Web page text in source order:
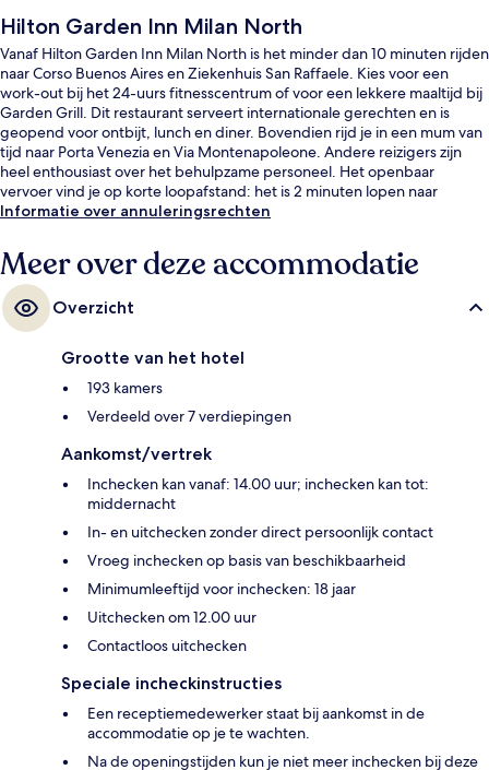
Hilton Garden Inn Milan North
Vanaf Hilton Garden Inn Milan North is het minder dan 10 minuten rijden
naar Corso Buenos Aires en Ziekenhuis San Raffaele. Kies voor een
work-out bij het 24-uurs fitnesscentrum of voor een lekkere maaltijd bij
Garden Grill. Dit restaurant serveert internationale gerechten en is
geopend voor ontbijt, lunch en diner. Bovendien rijd je in een mum van
tijd naar Porta Venezia en Via Montenapoleone. Andere reizigers zijn
heel enthousiast over het behulpzame personeel. Het openbaar
vervoer vind je op korte loopafstand: het is 2 minuten lopen naar
Metrostation Villa San Giovanni en 4 minuten naar Tramhalte Parmenide.
Informatie over annuleringsrechten
Meer over deze accommodatie
Overzicht
Grootte van het hotel
193 kamers
Verdeeld over 7 verdiepingen
Aankomst/vertrek
Inchecken kan vanaf: 14.00 uur; inchecken kan tot:
middernacht
In- en uitchecken zonder direct persoonlijk contact
Vroeg inchecken op basis van beschikbaarheid
Minimumleeftijd voor inchecken: 18 jaar
Uitchecken om 12.00 uur
Contactloos uitchecken
Speciale incheckinstructies
Een receptiemedewerker staat bij aankomst in de
accommodatie op je te wachten.
Na de openingstijden kun je niet meer inchecken bij deze